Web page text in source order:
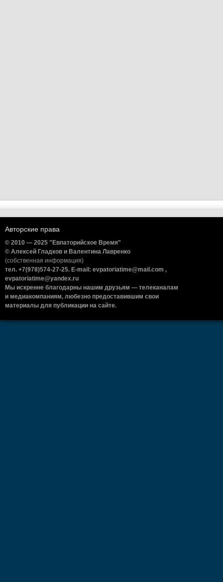
Авторские права
© 2010 — 2025 "Евпаторийское Время"
© Алексей Гладков и Валентина Лавренко
(собственная информация)
тел. +7(978)574-27-25. E-mail: evpatoriatime@mail.com ,
evpatoriatime@yandex.ru
Мы искренне благодарны нашим друзьям — телеканалам
и медиакомпаниям, любезно предоставившим свои
материалы для публикации на сайте.